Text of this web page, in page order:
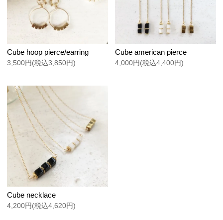
Cube hoop pierce/earring
3,500円(税込3,850円)
Cube american pierce
4,000円(税込4,400円)
Cube necklace
4,200円(税込4,620円)